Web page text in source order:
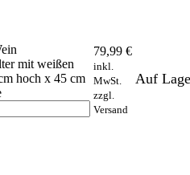
mit weißen
hoch x 45 cm
79,99 €
inkl.
MwSt.
zzgl.
Versand
Auf